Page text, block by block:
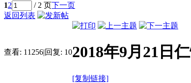
12 / 2 页下一页
返回列表
查看: 11256|回复: 102018年9月21日
[复制链接]